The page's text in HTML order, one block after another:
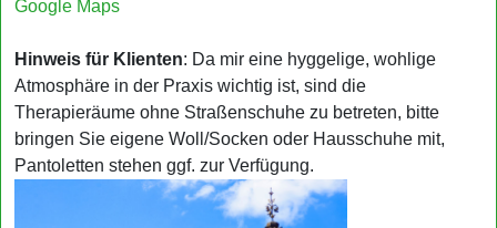
Google Maps
Hinweis für Klienten: Da mir eine hyggelige, wohlige
Atmosphäre in der Praxis wichtig ist, sind die
Therapieräume ohne Straßenschuhe zu betreten, bitte
bringen Sie eigene Woll/Socken oder Hausschuhe mit,
Pantoletten stehen ggf. zur Verfügung.